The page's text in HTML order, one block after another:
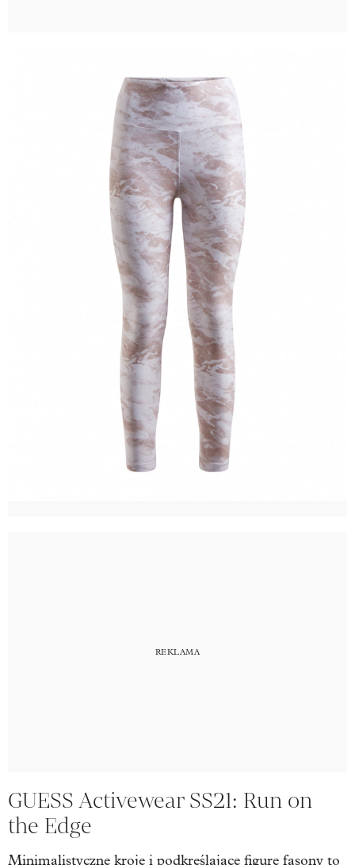
GUESS Activewear SS21: Run on
the Edge
Minimalistyczne kroje i podkreślające figurę fasony to